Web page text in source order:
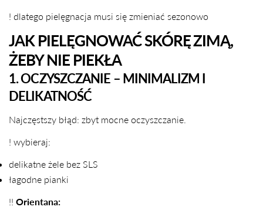
! dlatego pielęgnacja musi się zmieniać sezonowo
JAK PIELĘGNOWAĆ SKÓRĘ ZIMĄ,
ŻEBY NIE PIEKŁA
1. OCZYSZCZANIE – MINIMALIZM I
DELIKATNOŚĆ
Najczęstszy błąd: zbyt mocne oczyszczanie.
! wybieraj:
delikatne żele bez SLS
łagodne pianki
!! Orientana: